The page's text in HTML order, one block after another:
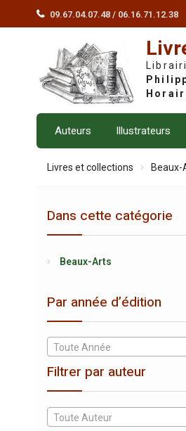
09.67.04.07.48 / 06.16.71.12.38
Auteurs Illustrateurs
Livres et collections Beaux-
Dans cette catégorie
Beaux-Arts
Par année d’édition
Toute Année
Filtrer par auteur
Toute Auteur